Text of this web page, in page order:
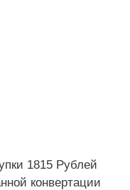
1815 Рублей
конвертации